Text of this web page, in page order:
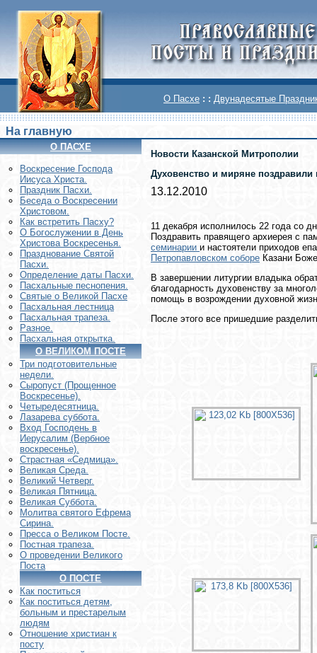
О Пасхе : : Двунадесятые
На главную
О ПАСХЕ
Воскреcение Господа
Иисуса Христа.
Праздник Пасхи.
Беседа о Воскресении
Христовом.
Как встретить Пасху?
О Богослужении в День
Христова Воскресенья.
Празднование Святой
Пасхи.
Определение даты Пасхи.
Пасхальные песнопения.
Святые о Великой Пасхе
Пасхальная лестница
Пасхальная трапеза.
Разное.
Пасхальная открытка.
О ВЕЛИКОМ ПОСТЕ
Три подготовительные
недели.
Сыропуст (Прощенное
Воскресенье).
Четыредесятница.
Лазарева суббота.
Вход Господень в
Иерусалим (Вербное
воскресенье).
Страстная «Седмица».
Великая Среда.
Великий Четверг.
Великая Пятница.
Великая Суббота.
Молитва святого Ефрема
Сирина.
Пресса о Великом Посте.
Постная трапеза.
О проведении Великого
Поста
О ПОСТЕ
Как поститься
Как поститься детям,
больным и престарелым
людям
Отношение христиан к
посту
Новости Казанской Митрополии
Духовенство и миряне
13.12.2010
11 декабря исполнилось 22 года со
Поздравить правящего архиерея с
семинарии и настоятели приходов
Петропавловском соборе Казани
В завершении литургии владыка
благодарность духовенству за
помощь в возрождении духовной
После этого все пришедшие